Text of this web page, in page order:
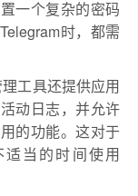
一个复杂的密码
时，都需
工具还提供应用
动日志，并允许
的功能。这对于
当的时间使用